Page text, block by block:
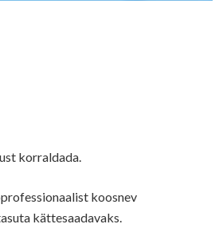
korraldada.
koosnev
kättesaadavaks.